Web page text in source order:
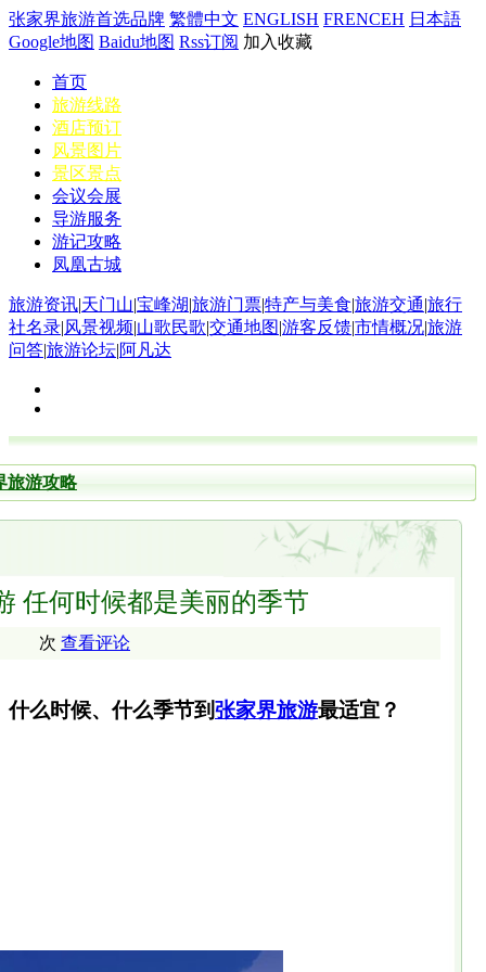
张家界旅游首选品牌 繁體中文 ENGLISH FRENCEH 日本語
Google地图 Baidu地图 Rss订阅 加入收藏
首页
旅游线路
酒店预订
风景图片
景区景点
会议会展
导游服务
游记攻略
凤凰古城
旅游资讯|天门山|宝峰湖|旅游门票|特产与美食|旅游交通|旅行
社名录|风景视频|山歌民歌|交通地图|游客反馈|市情概况|旅游
问答|旅游论坛|阿凡达
旅游攻略
任何时候都是美丽的季节
次 查看评论
什么时候、什么季节到张家界旅游最适宜？